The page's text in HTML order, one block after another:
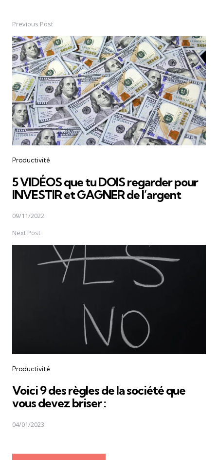
Post
navigation
Previous Post
Productivité
5 VIDÉOS que tu DOIS regarder pour
INVESTIR et GAGNER de l’argent
09/11/2022
Next Post
Productivité
Voici 9 des règles de la société que
vous devez briser :
04/01/2023